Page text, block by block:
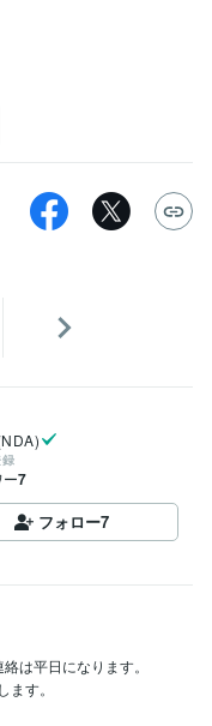
ー7
フォロー7
は平日になります。
す。